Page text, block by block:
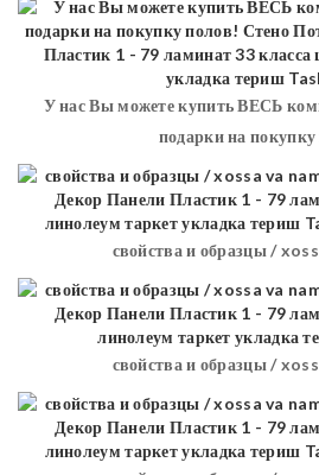
У нас Вы можете купить ВЕСЬ
подарки на
свойства и образцы /
свойства и образцы /